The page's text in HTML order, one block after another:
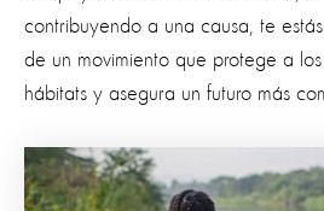
contribuyendo a una causa, te
de un movimiento que protege a
hábitats y asegura un futuro más